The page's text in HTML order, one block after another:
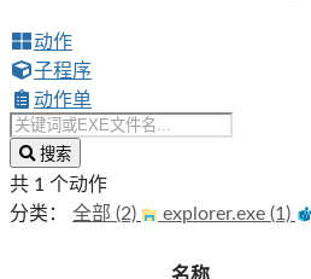
动作
子程序
动作单
搜索
共 1 个动作
分类：
全部 (2) explorer.exe (1)